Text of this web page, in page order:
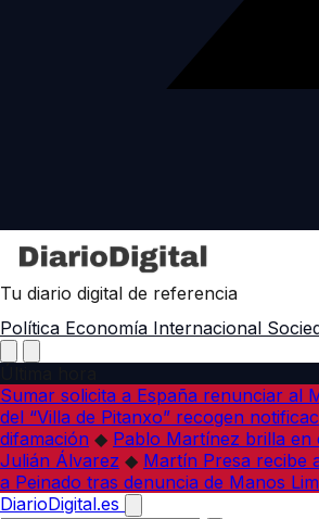
Tu diario digital de referencia
Política Economía Internacional
Sumar solicita a España renunciar al
del “Villa de Pitanxo” recogen
difamación ◆ Pablo Martínez brilla en
Julián Álvarez ◆ Martín Presa recibe
a Peinado tras denuncia de Manos
DiarioDigital.es